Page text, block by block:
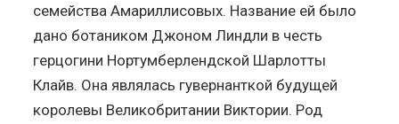
семейства Амариллисовых. Название ей было
дано ботаником Джоном Линдли в честь
герцогини Нортумберлендской Шарлотты
Клайв. Она являлась гувернанткой будущей
королевы Великобритании Виктории. Род